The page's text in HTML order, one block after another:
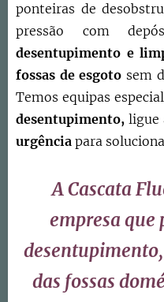
ponteiras de
pressão com
desentupimento e
fossas de esgoto sem
Temos equipas
desentupimento, ligue
urgência para
A Cascata
empresa que
das fossas